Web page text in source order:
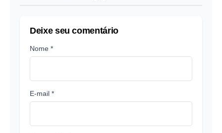
Deixe seu comentário
Nome *
E-mail *